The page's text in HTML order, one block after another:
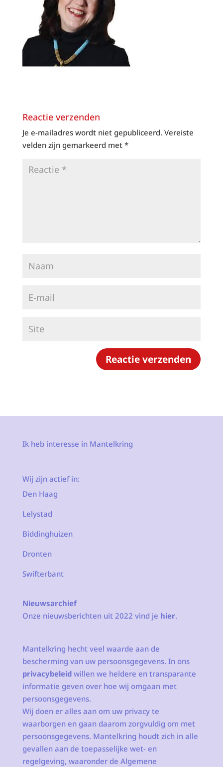
Reactie verzenden
Je e-mailadres wordt niet gepubliceerd. Vereiste
velden zijn gemarkeerd met *
Ik heb interesse in Mantelkring
Wij zijn actief in:
Den Haag
Lelystad
Biddinghuizen
Dronten
Swifterbant
Nieuwsarchief
Onze nieuwsberichten uit 2022 vind je hier.
Mantelkring hecht veel waarde aan de
bescherming van uw persoonsgegevens. In ons
privacybeleidwillen we heldere en transparante
informatie geven over hoe wij omgaan met
persoonsgegevens.
Wij doen er alles aan om uw privacy te
waarborgen en gaan daarom zorgvuldig om met
persoonsgegevens. Mantelkring houdt zich in alle
gevallen aan de toepasselijke wet- en
regelgeving, waaronder de Algemene